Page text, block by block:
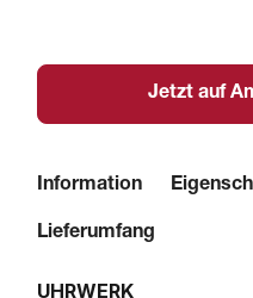
Jetzt auf
Information
Lieferumfang
UHRWERK